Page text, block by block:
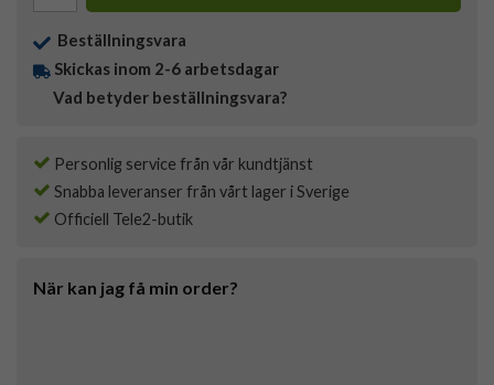
Beställningsvara
Skickas inom 2-6 arbetsdagar
Vad betyder beställningsvara?
Personlig service från vår kundtjänst
Snabba leveranser från vårt lager i Sverige
Officiell Tele2-butik
När kan jag få min order?